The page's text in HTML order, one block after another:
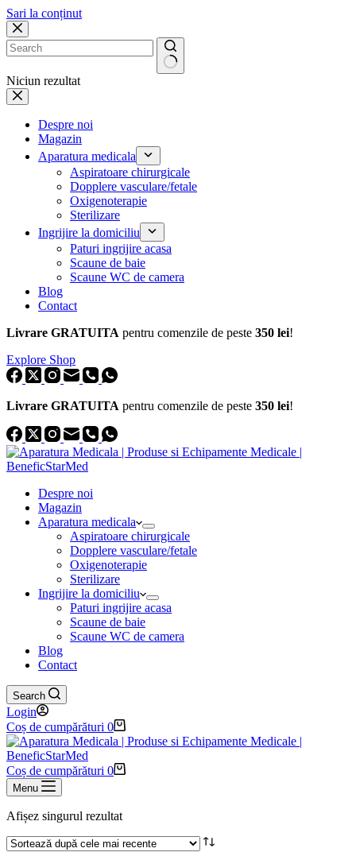
Sari la conținut
Niciun rezultat
Despre noi
Magazin
Aparatura medicala
Aspiratoare chirurgicale
Dopplere vasculare/fetale
Oxigenoterapie
Sterilizare
Ingrijire la domiciliu
Paturi ingrijire acasa
Scaune de baie
Scaune WC de camera
Blog
Contact
Livrare GRATUITA pentru comenzile de peste 350 lei!
Explore Shop
Livrare GRATUITA pentru comenzile de peste 350 lei!
Despre noi
Magazin
Aparatura medicala
Aspiratoare chirurgicale
Dopplere vasculare/fetale
Oxigenoterapie
Sterilizare
Ingrijire la domiciliu
Paturi ingrijire acasa
Scaune de baie
Scaune WC de camera
Blog
Contact
Search
Login
Coș de cumpărături 0
Coș de cumpărături 0
Menu
Afișez singurul rezultat